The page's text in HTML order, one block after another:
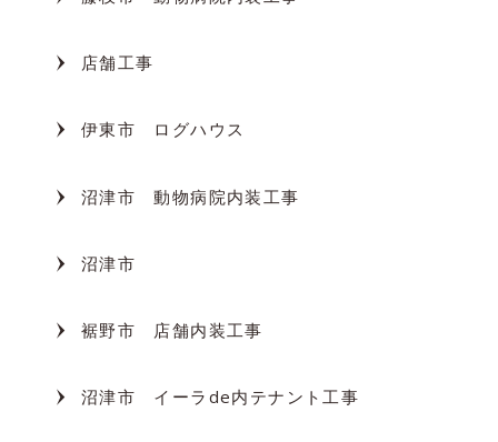
店舗工事
伊東市 ログハウス
沼津市 動物病院内装工事
沼津市
裾野市 店舗内装工事
沼津市 イーラde内テナント工事